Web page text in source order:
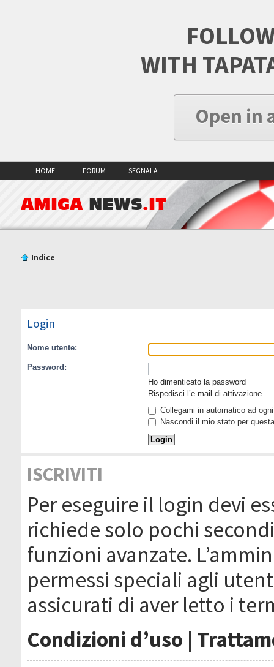
WITH
Open in
HOME FORUM SEGNALA
AMIGA NEWS.IT
Indice
Login
Nome utente:
Password:
Ho dimenticato la password
Rispedisci l’e-mail di attivazione
Collegami in automatico ad
Nascondi il mio stato per
ISCRIVITI
Per eseguire il login devi
richiede solo pochi
funzioni avanzate.
permessi speciali agli
assicurati di aver letto i
Condizioni d’uso |